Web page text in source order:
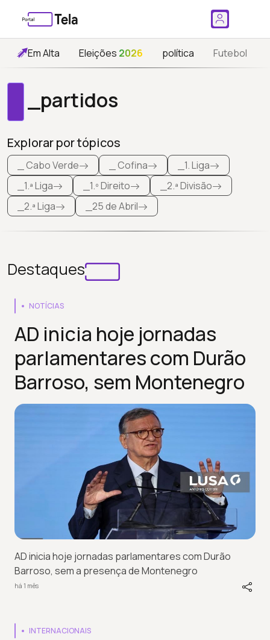
Em Alta Eleições 2026 política Futebol
_partidos
Explorar por tópicos
_ Cabo Verde _ Cofina
_1. Liga
_1.ª Liga
_1.º Direito
_2.ª Divisão
_2.ª Liga
_25 de Abril
Destaques
NOTÍCIAS
AD inicia hoje jornadas
parlamentares com Durão
Barroso, sem Montenegro
AD inicia hoje jornadas parlamentares com Durão
Barroso, sem a presença de Montenegro
há 1 mês
INTERNACIONAIS